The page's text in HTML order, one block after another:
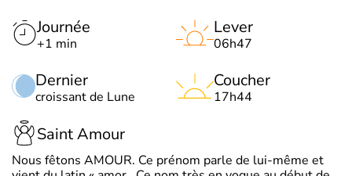
Journée
+1 min
Dernier
croissant de Lune
Lever
06h47
Coucher
17h44
Saint Amour
Nous fêtons AMOUR. Ce prénom parle de lui-même et